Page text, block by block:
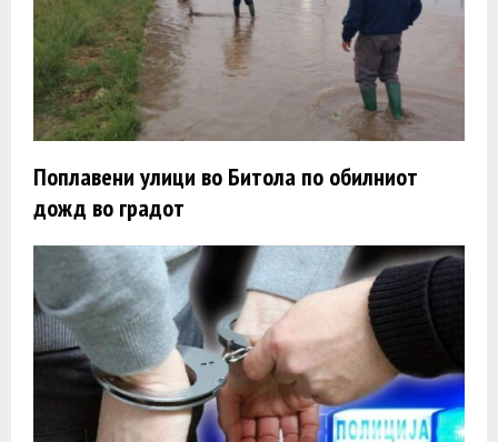
Поплавени улици во Битола по обилниот
дожд во градот